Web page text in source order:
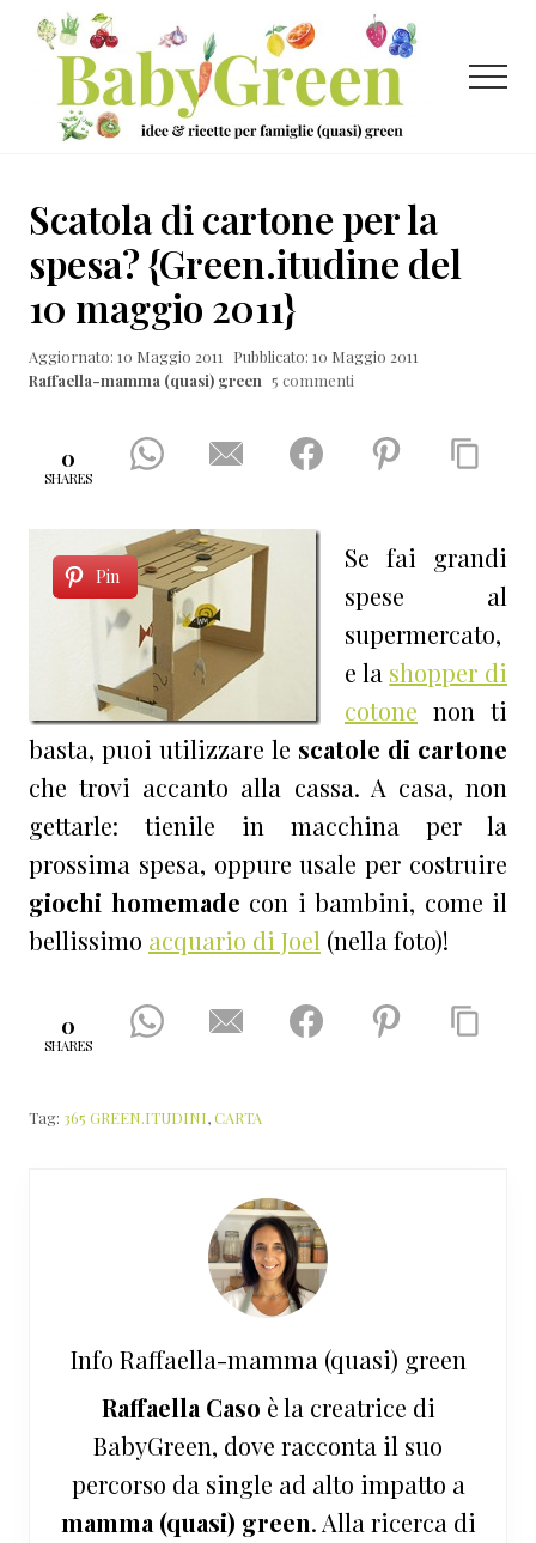
Menu
Passa
contenuto
principale
Passa
laterale
primaria
Passa
ricette
per
famiglie
(quasi)
green
Menu
Scatola di cartone per la
spesa? {Green.itudine del
10 maggio 2011}
Aggiornato: 10 Maggio 2011
Pubblicato: 10 Maggio 2011
Raffaella-mamma (quasi) green 5 commenti
0
SHARES
Pin
Se fai grandi
spese al
supermercato,
e la shopper di
cotone non ti
basta, puoi utilizzare le scatole di cartone
che trovi accanto alla cassa. A casa, non
gettarle: tienile in macchina per la
prossima spesa, oppure usale per costruire
giochi homemade con i bambini, come il
bellissimo acquario di Joel (nella foto)!
0
SHARES
Tag: 365 GREEN.ITUDINI,CARTA
Info Raffaella-mamma (quasi) green
Raffaella Caso è la creatrice di
BabyGreen, dove racconta il suo
percorso da single ad alto impatto a
mamma (quasi) green. Alla ricerca di